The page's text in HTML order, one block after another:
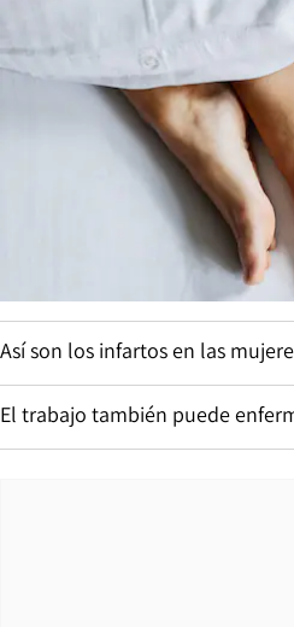
Así son los infartos en las
El trabajo también puede